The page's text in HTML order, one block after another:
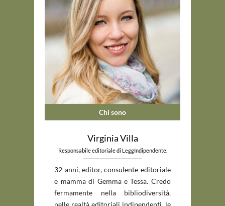
Chi sono
Virginia Villa
Responsabile editoriale di LeggIndipendente.
_____________________________
32 anni, editor, consulente editoriale
e mamma di Gemma e Tessa. Credo
fermamente nella bibliodiversità,
nelle realtà editoriali indipendenti, le